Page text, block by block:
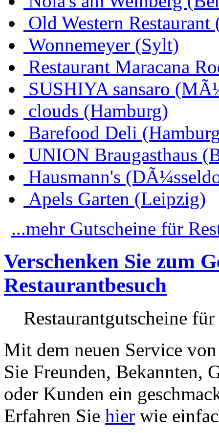
Old Western Restaurant
Wonnemeyer (Sylt)
Restaurant Maracana
SUSHIYA sansaro
clouds (Hamburg)
Barefood Deli
UNION Braugasthaus
Hausmann's
Apels Garten (Leipzig)
...mehr Gutscheine für
Verschenken Sie zum
Restaurantbesuch
Restaurantgutscheine
Mit dem neuen Service
Sie Freunden, Bekannten,
oder Kunden ein
Erfahren Sie hier wie